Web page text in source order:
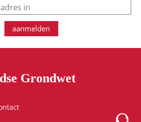
e-mail
aanmelden
Grondwet
Logo